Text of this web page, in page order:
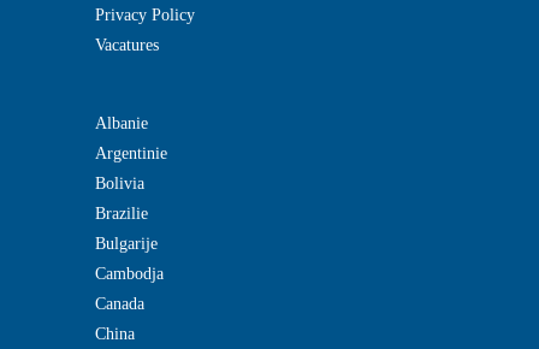
Privacy Policy
Vacatures
Albanie
Argentinie
Bolivia
Brazilie
Bulgarije
Cambodja
Canada
China